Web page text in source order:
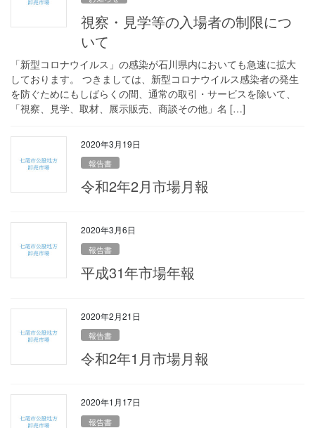
視察・見学等の入場者の制限につ
いて
「新型コロナウイルス」の感染が石川県内においても急速に拡大
しております。 つきましては、新型コロナウイルス感染者の発生
を防ぐためにもしばらくの間、通常の取引・サービスを除いて、
「視察、見学、取材、展示販売、商談その他」名 […]
2020年3月19日
報告書
令和2年2月市場月報
2020年3月6日
報告書
平成31年市場年報
2020年2月21日
報告書
令和2年1月市場月報
2020年1月17日
報告書